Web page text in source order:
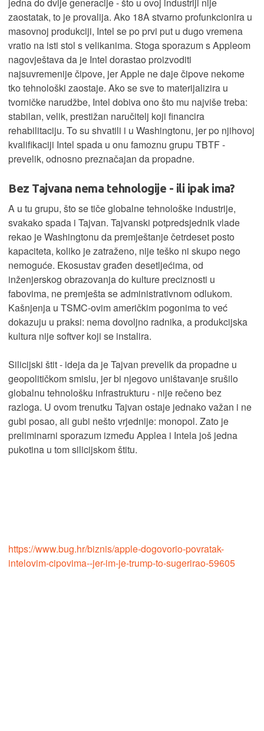
jedna do dvije generacije - što u ovoj industriji nije
zaostatak, to je provalija. Ako 18A stvarno profunkcionira u
masovnoj produkciji, Intel se po prvi put u dugo vremena
vratio na isti stol s velikanima. Stoga sporazum s Appleom
nagovještava da je Intel dorastao proizvoditi
najsuvremenije čipove, jer Apple ne daje čipove nekome
tko tehnološki zaostaje. Ako se sve to materijalizira u
tvorničke narudžbe, Intel dobiva ono što mu najviše treba:
stabilan, velik, prestižan naručitelj koji financira
rehabilitaciju. To su shvatili i u Washingtonu, jer po njihovoj
kvalifikaciji Intel spada u onu famoznu grupu TBTF -
prevelik, odnosno preznačajan da propadne.
Bez Tajvana nema tehnologije - ili ipak ima?
A u tu grupu, što se tiče globalne tehnološke industrije,
svakako spada i Tajvan. Tajvanski potpredsjednik vlade
rekao je Washingtonu da premještanje četrdeset posto
kapaciteta, koliko je zatraženo, nije teško ni skupo nego
nemoguće. Ekosustav građen desetljećima, od
inženjerskog obrazovanja do kulture preciznosti u
fabovima, ne premješta se administrativnom odlukom.
Kašnjenja u TSMC-ovim američkim pogonima to već
dokazuju u praksi: nema dovoljno radnika, a produkcijska
kultura nije softver koji se instalira.
Silicijski štit - ideja da je Tajvan prevelik da propadne u
geopolitičkom smislu, jer bi njegovo uništavanje srušilo
globalnu tehnološku infrastrukturu - nije rečeno bez
razloga. U ovom trenutku Tajvan ostaje jednako važan i ne
gubi posao, ali gubi nešto vrjednije: monopol. Zato je
preliminarni sporazum između Applea i Intela još jedna
pukotina u tom silicijskom štitu.
https://www.bug.hr/biznis/apple-dogovorio-povratak-
intelovim-cipovima--jer-im-je-trump-to-sugerirao-59605